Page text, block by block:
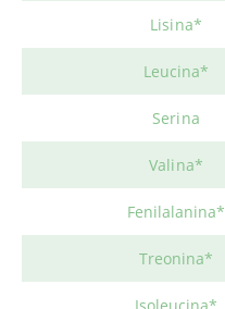
Lisina*
Leucina*
Serina
Valina*
Fenilalanina*
Treonina*